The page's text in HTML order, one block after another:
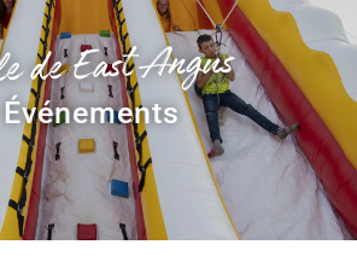
de East Angus
Événements